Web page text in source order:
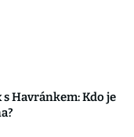
Havránkem: Kdo je